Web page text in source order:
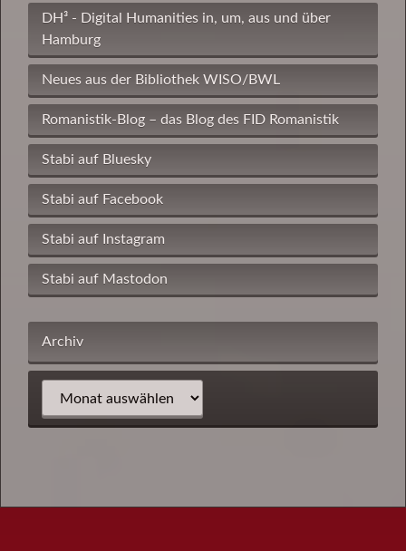
DH³ - Digital Humanities in, um, aus und über
Hamburg
Neues aus der Bibliothek WISO/BWL
Romanistik-Blog – das Blog des FID Romanistik
Stabi auf Bluesky
Stabi auf Facebook
Stabi auf Instagram
Stabi auf Mastodon
Archiv